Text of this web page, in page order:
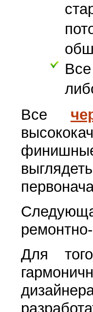
Все
Для